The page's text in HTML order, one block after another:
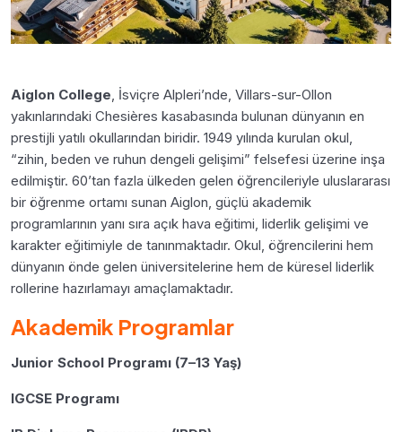
Aiglon College, İsviçre Alpleri’nde, Villars-sur-Ollon
yakınlarındaki Chesières kasabasında bulunan dünyanın en
prestijli yatılı okullarından biridir. 1949 yılında kurulan okul,
“zihin, beden ve ruhun dengeli gelişimi” felsefesi üzerine inşa
edilmiştir. 60’tan fazla ülkeden gelen öğrencileriyle uluslararası
bir öğrenme ortamı sunan Aiglon, güçlü akademik
programlarının yanı sıra açık hava eğitimi, liderlik gelişimi ve
karakter eğitimiyle de tanınmaktadır. Okul, öğrencilerini hem
dünyanın önde gelen üniversitelerine hem de küresel liderlik
rollerine hazırlamayı amaçlamaktadır.
Akademik Programlar
Junior School Programı (7–13 Yaş)
IGCSE Programı